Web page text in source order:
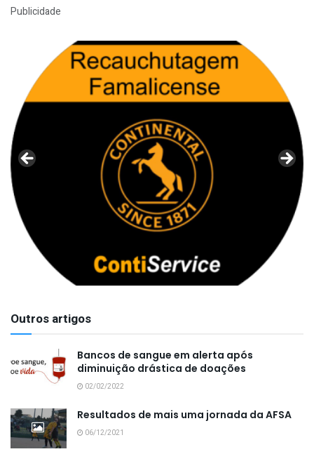
Publicidade
Outros artigos
Bancos de sangue em alerta após
diminuição drástica de doações
02/02/2022
Resultados de mais uma jornada da AFSA
06/12/2021